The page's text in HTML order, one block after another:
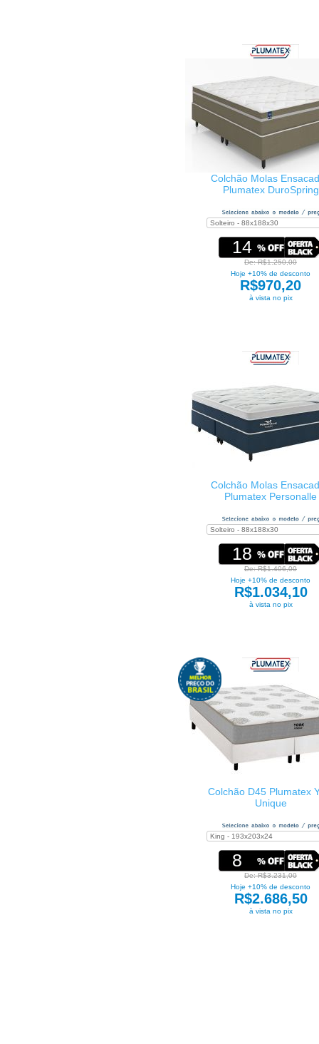
Colchão Molas
Plumatex DuroSpring
14
De: R$1.250,00
Hoje +10% de desconto
R$970,20
à vista no pix
Colchão Molas
Plumatex Personalle
18
De: R$1.406,00
Hoje +10% de desconto
R$1.034,10
à vista no pix
Colchão D45 Plumatex
Unique
8
De: R$3.231,00
Hoje +10% de desconto
R$2.686,50
à vista no pix